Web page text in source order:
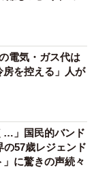
電気・ガス代は
を控える」人が
…」国民的バンド
57歳レジェンド
に驚きの声続々